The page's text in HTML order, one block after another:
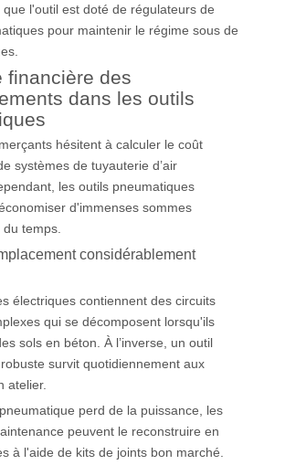
l'outil est doté de régulateurs de
pour maintenir le régime sous de
financière des
dans les outils
hésitent à calculer le coût
systèmes de tuyauterie d’air
les outils pneumatiques
d'immenses sommes
temps.
considérablement
électriques contiennent des circuits
qui se décomposent lorsqu'ils
sols en béton. À l’inverse, un outil
survit quotidiennement aux
atelier.
perd de la puissance, les
peuvent le reconstruire en
à l'aide de kits de joints bon marché.